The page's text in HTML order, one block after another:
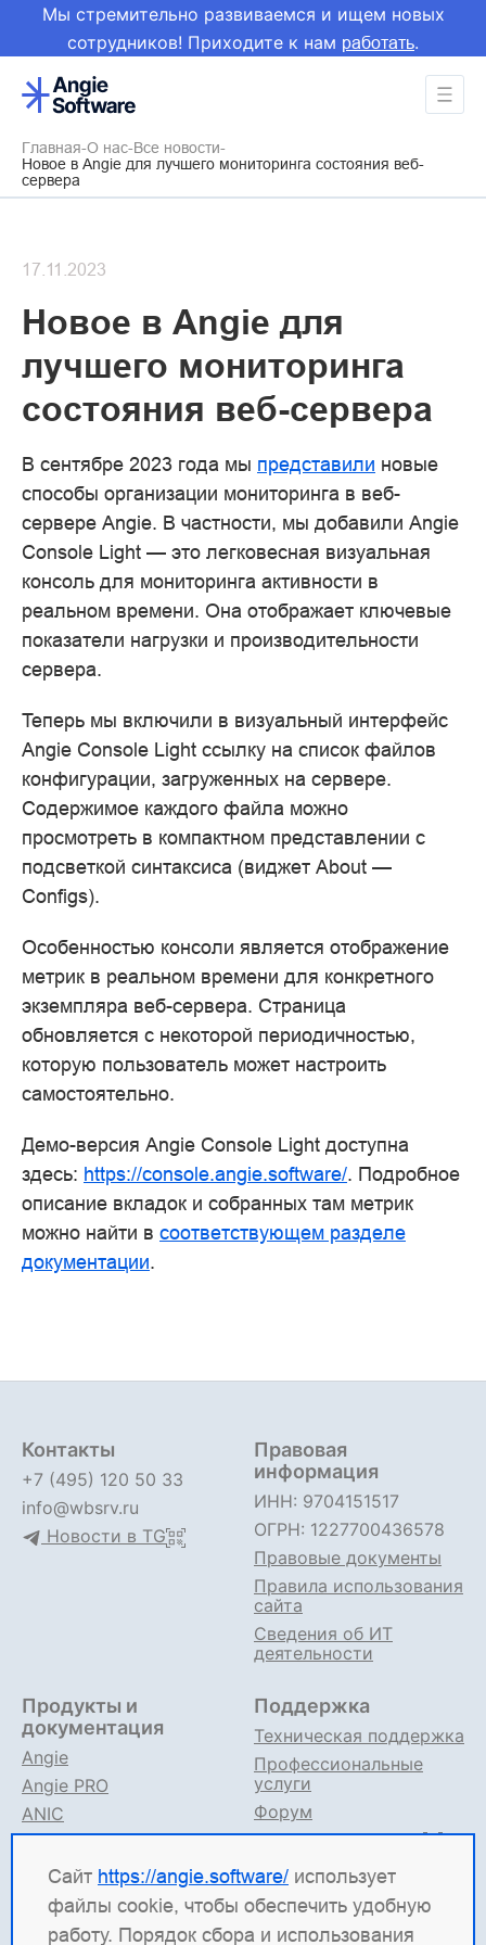
Мы стремительно развиваемся и ищем новых
сотрудников! Приходите к нам работать.
Главная О нас Все новости
Новое в Angie для лучшего мониторинга состояния веб-
сервера
Новое в Angie для
лучшего мониторинга
состояния веб-сервера
17.11.2023
В сентябре 2023 года мы представили новые
способы организации мониторинга в веб-
сервере Angie. В частности, мы добавили Angie
Console Light — это легковесная визуальная
консоль для мониторинга активности в
реальном времени. Она отображает ключевые
показатели нагрузки и производительности
сервера.
Теперь мы включили в визуальный интерфейс
Angie Console Light ссылку на список файлов
конфигурации, загруженных на сервере.
Содержимое каждого файла можно
просмотреть в компактном представлении с
подсветкой синтаксиса (виджет About —
Configs).
Особенностью консоли является отображение
метрик в реальном времени для конкретного
экземпляра веб-сервера. Страница
обновляется с некоторой периодичностью,
которую пользователь может настроить
самостоятельно.
Демо-версия Angie Console Light доступна
здесь: https://console.angie.software/. Подробное
описание вкладок и собранных там метрик
можно найти в соответствующем разделе
документации.
Сайт https://angie.software/ использует
файлы cookie, чтобы обеспечить удобную
работу. Порядок сбора и использования
Контакты
+7 (495) 120 50 33
info@wbsrv.ru
Новости в TG
Правовая
информация
ИНН: 9704151517
ОГРН: 1227700436578
Правовые документы
Правила использования
сайта
Сведения об ИТ
деятельности
Продукты и
документация
Angie
Angie PRO
ANIC
Angie ADC
Документация
Поддержка
Техническая поддержка
Профессиональные
услуги
Форум
Поддержка в TG
Angie Software(ООО "Веб-Сервер") — российская